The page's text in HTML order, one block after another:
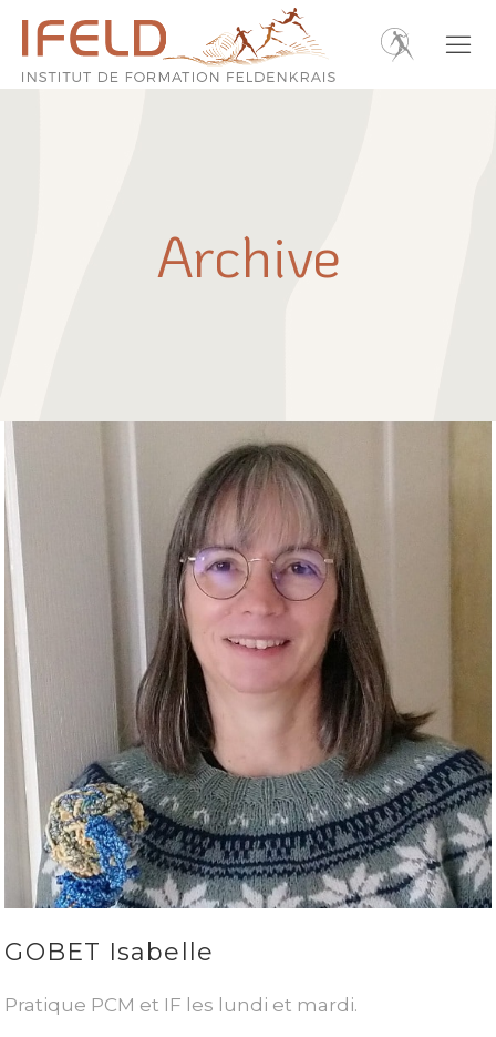
Archive
GOBET Isabelle
Pratique PCM et IF les lundi et mardi.